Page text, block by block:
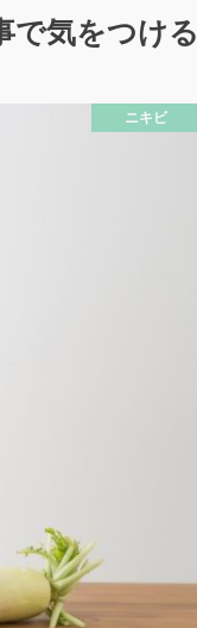
で気をつける
ニキビ